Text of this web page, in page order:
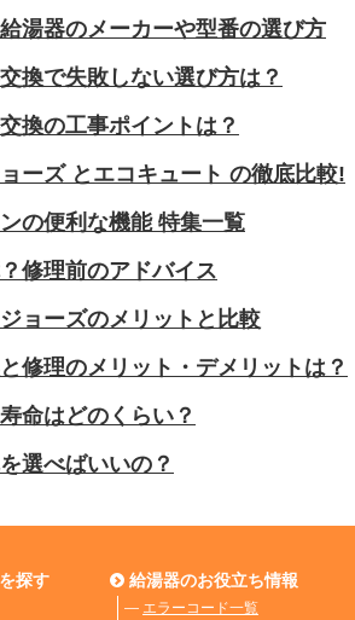
湯器のメーカーや型番の選び方
換で失敗しない選び方は？
換の工事ポイントは？
ーズ とエコキュート の徹底比較!
の便利な機能 特集一覧
修理前のアドバイス
ョーズのメリットと比較
修理のメリット・デメリットは？
命はどのくらい？
選べばいいの？
探す 給湯器のお役立ち情報
― エラーコード一覧